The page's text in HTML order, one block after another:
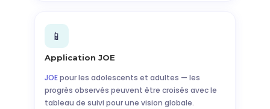
📱
Application JOE
JOEpour les adolescents et adultes — les
progrès observés peuvent être croisés avec le
tableau de suivi pour une vision globale.